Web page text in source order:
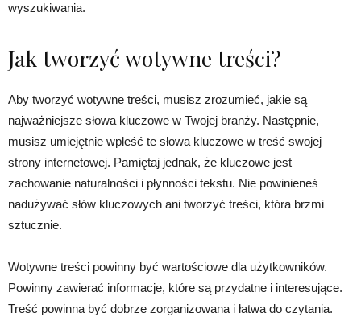
wyszukiwania.
Jak tworzyć wotywne treści?
Aby tworzyć wotywne treści, musisz zrozumieć, jakie są
najważniejsze słowa kluczowe w Twojej branży. Następnie,
musisz umiejętnie wpleść te słowa kluczowe w treść swojej
strony internetowej. Pamiętaj jednak, że kluczowe jest
zachowanie naturalności i płynności tekstu. Nie powinieneś
nadużywać słów kluczowych ani tworzyć treści, która brzmi
sztucznie.
Wotywne treści powinny być wartościowe dla użytkowników.
Powinny zawierać informacje, które są przydatne i interesujące.
Treść powinna być dobrze zorganizowana i łatwa do czytania.